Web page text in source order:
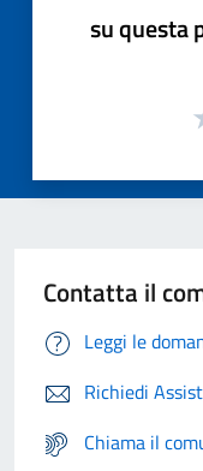
su questa
Contatta il
Leggi le
Richiedi
Chiama il